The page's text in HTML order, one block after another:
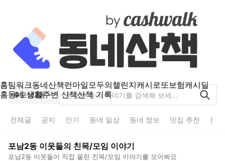
홈팀워크동네산책런마일모두의챌린지캐시로또보험캐시딜
홈동네 생활주변 산책산책 기록
포남2동
전체글 공지 인기 동네 일상 동네 정보 맛집 추천 분
포남2동 이웃들의 친목/모임 이야기
포남2동 이웃들이 직접 올린 친목/모임 이야기를 모아봐요